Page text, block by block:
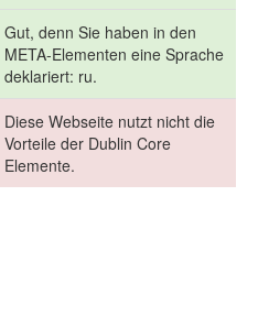
Gut, denn Sie haben in den
META-Elementen eine Sprache
deklariert: ru.
Diese Webseite nutzt nicht die
Vorteile der Dublin Core
Elemente.